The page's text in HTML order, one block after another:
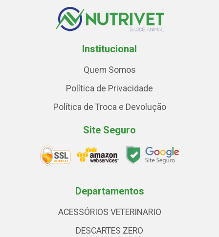
Institucional
Quem Somos
Política de Privacidade
Política de Troca e Devolução
Site Seguro
Departamentos
ACESSÓRIOS VETERINARIO
DESCARTES ZERO